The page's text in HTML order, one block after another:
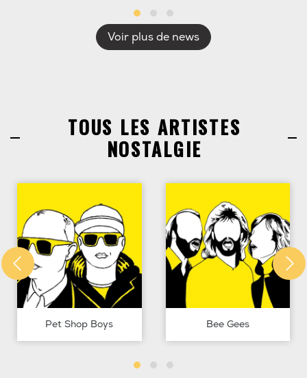
Voir plus de news
TOUS LES ARTISTES
NOSTALGIE
Pet Shop Boys Bee Gees